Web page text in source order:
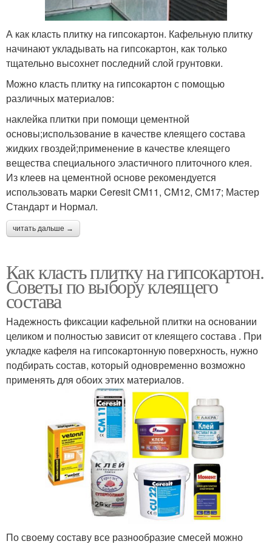
А как класть плитку на гипсокартон. Кафельную плитку
начинают укладывать на гипсокартон, как только
тщательно высохнет последний слой грунтовки.
Можно класть плитку на гипсокартон с помощью
различных материалов:
наклейка плитки при помощи цементной
основы;использование в качестве клеящего состава
жидких гвоздей;применение в качестве клеящего
вещества специального эластичного плиточного клея.
Из клеев на цементной основе рекомендуется
использовать марки Ceresit CM11, CM12, CM17; Мастер
Стандарт и Нормал.
читать дальше →
Как класть плитку на гипсокартон.
Советы по выбору клеящего
состава
Надежность фиксации кафельной плитки на основании
целиком и полностью зависит от клеящего состава . При
укладке кафеля на гипсокартонную поверхность, нужно
подбирать состав, который одновременно возможно
применять для обоих этих материалов.
По своему составу все разнообразие смесей можно